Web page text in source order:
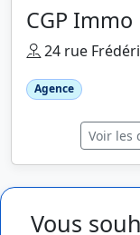
CGP Immo
24 rue
Agence
Voir les
Vous